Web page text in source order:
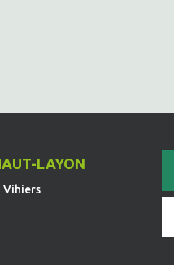
LAYON
Vihiers